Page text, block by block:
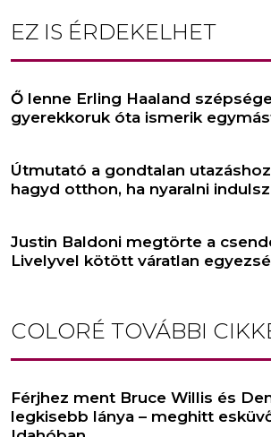
EZ IS ÉRDEKELHET
Ő lenne Erling Haaland
gyerekkoruk óta ismerik
Útmutató a gondtalan
hagyd otthon, ha nyaralni
Justin Baldoni megtörte a
Livelyvel kötött váratlan
COLORÉ TOVÁBBI
Férjhez ment Bruce Willis és
legkisebb lánya – meghitt